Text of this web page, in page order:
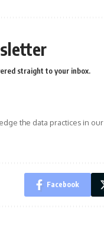
straight to your inbox.
the data practices in our
Facebook